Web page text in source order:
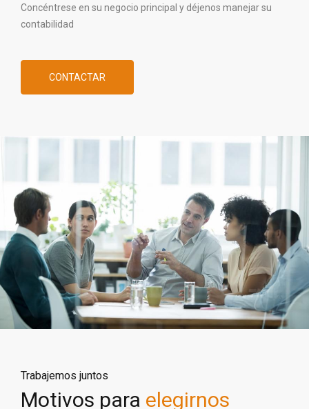
Concéntrese en su negocio principal y déjenos manejar su
contabilidad
CONTACTAR
Trabajemos juntos
Motivos para elegirnos